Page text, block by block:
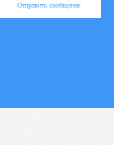
Отправить сообщение